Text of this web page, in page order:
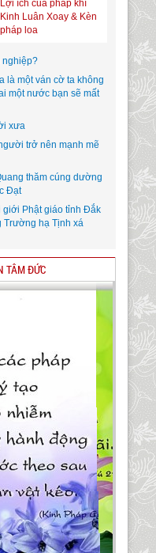
Lợi ích của pháp khí
Kinh Luân Xoay & Kèn
pháp loa
nghiệp?
là một ván cờ ta không
một nước bạn sẽ mất
xưa
trở nên mạnh mẽ
thăm cúng dường
Đạt
Phật giáo tỉnh Đắk
Trường hạ Tịnh xá
TÂM ĐỨC